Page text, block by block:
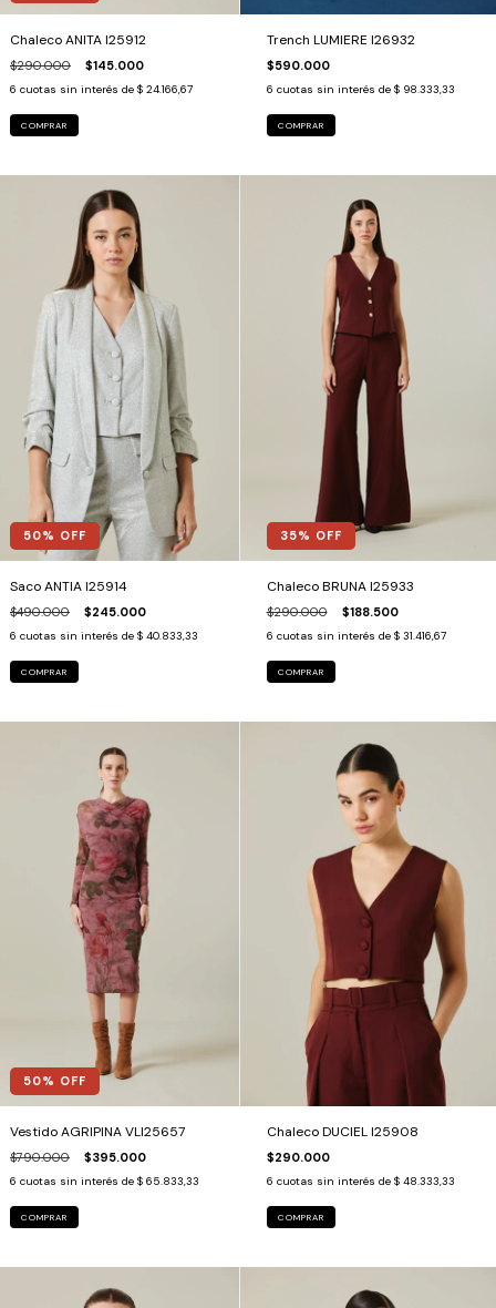
Chaleco ANITA I25912
$290.000 $145.000
6 cuotas sin interés de $ 24.166,67
COMPRAR
Trench LUMIERE I26932
$590.000
6 cuotas sin interés de $ 98.333,33
COMPRAR
50% OFF
Saco ANTIA I25914
$490.000 $245.000
6 cuotas sin interés de $ 40.833,33
COMPRAR
35% OFF
Chaleco BRUNA I25933
$290.000 $188.500
6 cuotas sin interés de $ 31.416,67
COMPRAR
50% OFF
Vestido AGRIPINA VLI25657
$790.000 $395.000
6 cuotas sin interés de $ 65.833,33
COMPRAR
Chaleco DUCIEL I25908
$290.000
6 cuotas sin interés de $ 48.333,33
COMPRAR